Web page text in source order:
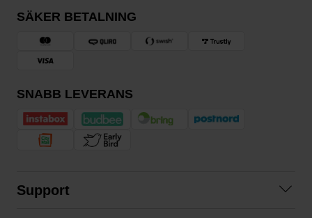
SÄKER BETALNING
SNABB LEVERANS
Support